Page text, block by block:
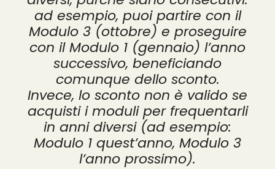
ad esempio, puoi partire con il
Modulo 3 (ottobre) e proseguire
con il Modulo 1 (gennaio) l’anno
successivo, beneficiando
comunque dello sconto.
Invece, lo sconto non è valido se
acquisti i moduli per frequentarli
in anni diversi (ad esempio:
Modulo 1 quest’anno, Modulo 3
l’anno prossimo).